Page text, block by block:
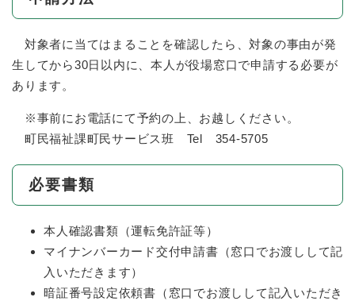
対象者に当てはまることを確認したら、対象の事由が発
生してから30日以内に、本人が役場窓口で申請する必要が
あります。
※事前にお電話にて予約の上、お越しください。
町民福祉課町民サービス班 Tel 354-5705
必要書類
本人確認書類（運転免許証等）
マイナンバーカード交付申請書（窓口でお渡しして記
入いただきます）
暗証番号設定依頼書（窓口でお渡しして記入いただき